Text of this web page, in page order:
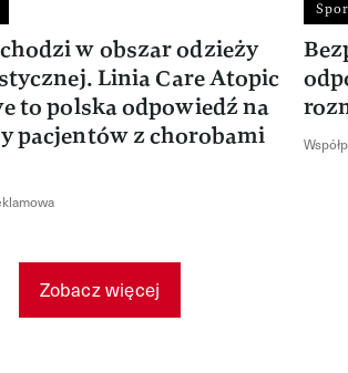
w obszar odzieży
Linia Care Atopic
to polska odpowiedź na
pacjentów z chorobami
Zobacz więcej